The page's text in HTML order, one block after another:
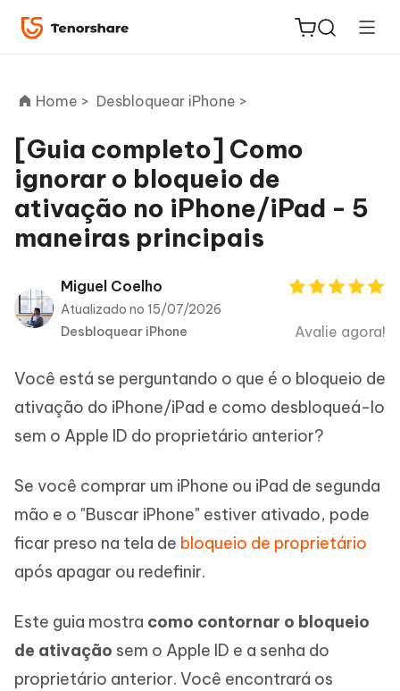
ReiBoot
for iOS
PDNob
PDF
Editor
Home > Desbloquear iPhone >
[Guia completo] Como
ignorar o bloqueio de
ativação no iPhone/iPad - 5
maneiras principais
Miguel Coelho
Atualizado no 15/07/2026
Desbloquear iPhone
Avalie agora!
Você está se perguntando o que é o bloqueio de
ativação do iPhone/iPad e como desbloqueá-lo
sem o Apple ID do proprietário anterior?
Se você comprar um iPhone ou iPad de segunda
mão e o "Buscar iPhone" estiver ativado, pode
ficar preso na tela de bloqueio de proprietário
após apagar ou redefinir.
Este guia mostra como contornar o bloqueio
de ativação sem o Apple ID e a senha do
proprietário anterior. Você encontrará os